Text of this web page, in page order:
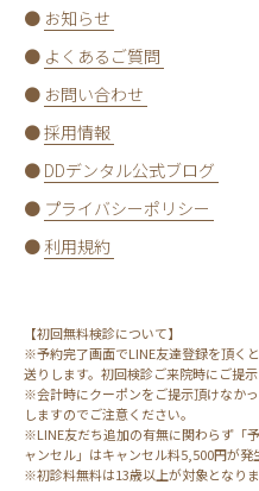
● お知らせ
● よくあるご質問
● お問い合わせ
●採用情報
● DDデンタル公式ブログ
● プライバシーポリシー
●利用規約
【初回無料検診について】
※予約完了画面でLINE友達登録を頂く
送りします。初回検診ご来院時にご提示
※会計時にクーポンをご提示頂けなか
しますのでご注意ください。
※LINE友だち追加の有無に関わらず「
ャンセル」はキャンセル料5,500円が発
※初診料無料は13歳以上が対象となりま